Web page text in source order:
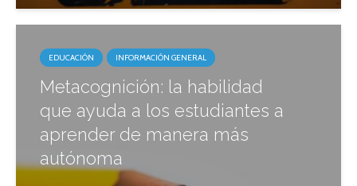
EDUCACIÓN INFORMACIÓN GENERAL
Metacognición: la habilidad
que ayuda a los estudiantes a
aprender de manera más
autónoma